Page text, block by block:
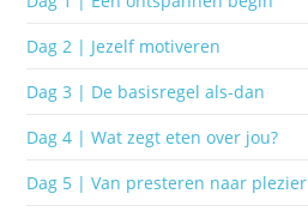
Dag 2 | Jezelf motiveren
Dag 3 | De basisregel als-dan
Dag 4 | Wat zegt eten over jou?
Dag 5 | Van presteren naar plezier